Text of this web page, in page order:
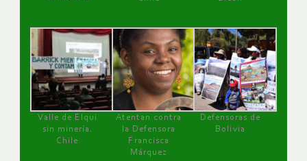
Valle de Elqui
sin minería.
Chile
Atentan contra
la Defensora
Francisca
Márquez
Defensoras de
Bolivia